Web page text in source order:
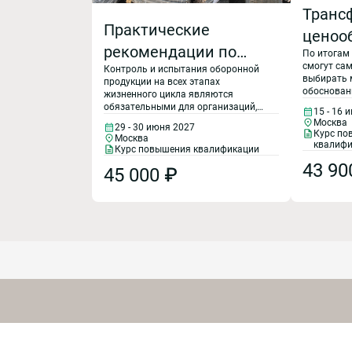
Практические
рекомендации по
предупреждению
применения
контрафактной и
фальсифицированной
выполнении
Контроль и испытания оборонной
продукции на всех этапах
жизненного цикла являются
обязательными для организаций,
государственного оборонного
заказа, поскольку обеспечивают
соответствие продукции
установленным требованиям.
29 - 30 июня 2027
Москва
Курс повышения квалификации
45 000 ₽
лица:
По итогам
смогут
выбирать
подходами
трендами
15 - 16
Москва
Курс
43